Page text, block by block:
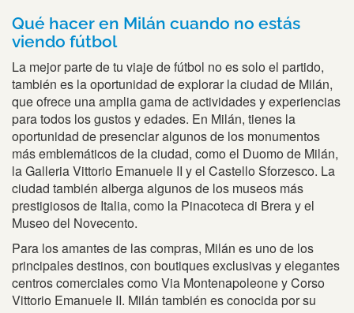
Qué hacer en Milán cuando no estás
viendo fútbol
La mejor parte de tu viaje de fútbol no es solo el partido,
también es la oportunidad de explorar la ciudad de Milán,
que ofrece una amplia gama de actividades y experiencias
para todos los gustos y edades. En Milán, tienes la
oportunidad de presenciar algunos de los monumentos
más emblemáticos de la ciudad, como el Duomo de Milán,
la Galleria Vittorio Emanuele II y el Castello Sforzesco. La
ciudad también alberga algunos de los museos más
prestigiosos de Italia, como la Pinacoteca di Brera y el
Museo del Novecento.
Para los amantes de las compras, Milán es uno de los
principales destinos, con boutiques exclusivas y elegantes
centros comerciales como Via Montenapoleone y Corso
Vittorio Emanuele II. Milán también es conocida por su